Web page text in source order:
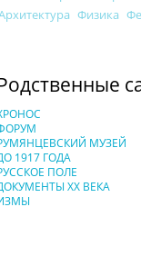
Физика
МУЗЕЙ
1917 ГОДА
ПОЛЕ
XX ВЕКА